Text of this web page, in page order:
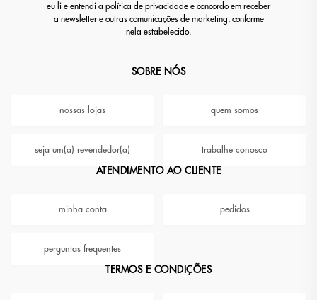
eu li e entendi a política de privacidade e concordo em receber
a newsletter e outras comunicações de marketing, conforme
nela estabelecido.
SOBRE NÓS
nossas lojas quem somos
seja um(a) revendedor(a) trabalhe conosco
ATENDIMENTO AO CLIENTE
minha conta pedidos
perguntas frequentes
TERMOS E CONDIÇÕES